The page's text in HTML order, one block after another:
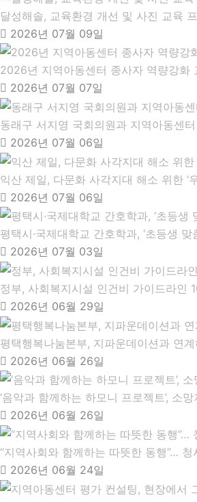
달성해솔, 교육환경 개선 및 사진 교육
2026년 07월 09일
2026년 지역아동센터 종사자 역량강화
2026년 07월 07일
동래구 서지영 국회의원과 지역아동센
2026년 07월 06일
익산 제일, 다문화 사각지대 해소 위한 ‘
2026년 07월 06일
평택시·국제대학교 간호학과, ‘초등생
2026년 07월 03일
정부, 사회복지시설 인건비 가이드라인
2026년 06월 29일
평택행복나눔본부, 지파운데이션과 연
2026년 06월 26일
‘음악과 함께하는 하모니 프로젝트’, 소
2026년 06월 26일
“지역사회와 함께하는 따뜻한 동행”…
2026년 06월 24일